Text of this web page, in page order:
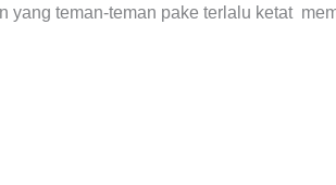
yang teman-teman pake terlalu ketat